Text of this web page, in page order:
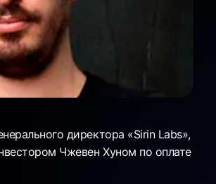
директора «Sirin Labs»,
Чжевен Хуном по оплате